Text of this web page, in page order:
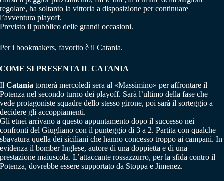
regolare, ha soltanto la vittoria a disposizione per continuare
l’avventura playoff.
Previsto il pubblico delle grandi occasioni.
Per i bookmakers, favorito è il Catania.
COME SI PRESENTA IL CATANIA
Il Catania tornerà mercoledì sera al «Massimino» per affrontare il
Potenza nel secondo turno dei playoff. Sarà l’ultimo della fase che
vede protagoniste squadre dello stesso girone, poi sarà il sorteggio a
decidere gli accoppiamenti.
Gli etnei arrivano a questo appuntamento dopo il successo nei
confronti del Giugliano con il punteggio di 3 a 2. Partita con qualche
sbavatura quella dei siciliani che hanno concesso troppo ai campani. In
evidenza il bomber Inglese, autore di una doppietta e di una
prestazione maiuscola. L’attaccante rossazzurro, per la sfida contro il
Potenza, dovrebbe essere supportato da Stoppa e Jimenez.